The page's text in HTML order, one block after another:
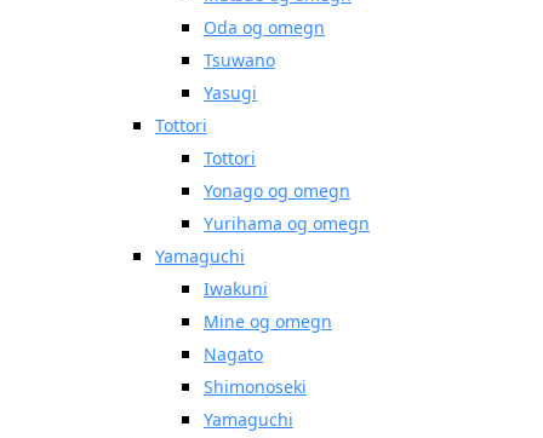
Oda og omegn
Tsuwano
Yasugi
Tottori
Tottori
Yonago og omegn
Yurihama og omegn
Yamaguchi
Iwakuni
Mine og omegn
Nagato
Shimonoseki
Yamaguchi